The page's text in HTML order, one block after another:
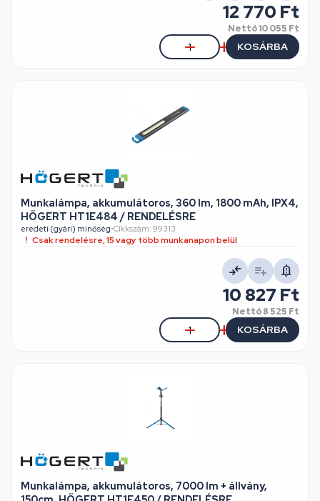
12 770 Ft
Nettó10 055 Ft
KOSÁRBA
Munkalámpa, akkumulátoros, 360 lm, 1800 mAh, IPX4,
HÖGERT HT1E484 / RENDELÉSRE
eredeti (gyári) minőség•Cikkszám: 99313
Csak rendelésre, 15 vagy több munkanapon belül
10 827 Ft
Nettó8 525 Ft
KOSÁRBA
Munkalámpa, akkumulátoros, 7000 lm + állvány,